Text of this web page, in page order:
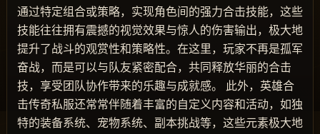
通过特定组合或策略，实现角色间的强力合击技能，这些
技能往往拥有震撼的视觉效果与惊人的伤害输出，极大地
提升了战斗的观赏性和策略性。在这里，玩家不再是孤军
奋战，而是可以与队友紧密配合，共同释放华丽的合击
技，享受团队协作带来的乐趣与成就感。 此外，英雄合
击传奇私服还常常伴随着丰富的自定义内容和活动，如独
特的装备系统、宠物系统、副本挑战等，这些元素极大地